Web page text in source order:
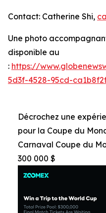
Contact: Catherine Shi,
Une photo
disponible au
: https://
5d3f-4528-95cd-
Décrochez une
pour la Coupe du
Carnaval Coupe du
300 000 $